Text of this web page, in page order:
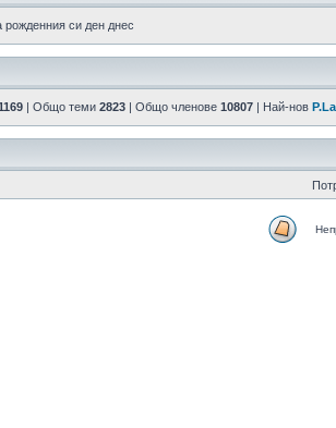
рожденния си ден днес
| Общо теми 2823 | Общо членове 10807 | Най-нов